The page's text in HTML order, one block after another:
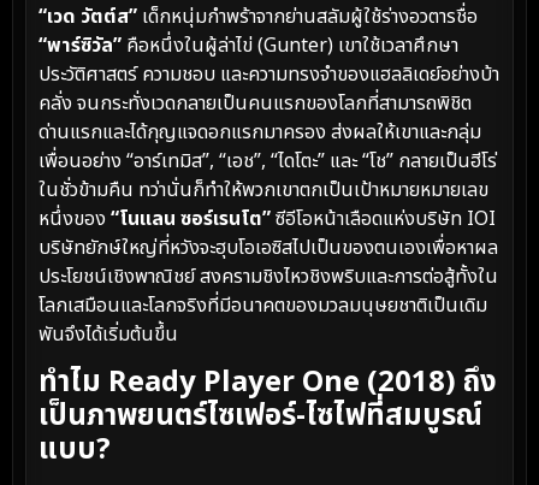
“เวด วัตต์ส” เด็กหนุ่มกำพร้าจากย่านสลัมผู้ใช้ร่างอวตารชื่อ
“พาร์ซิวัล” คือหนึ่งในผู้ล่าไข่ (Gunter) เขาใช้เวลาศึกษา
ประวัติศาสตร์ ความชอบ และความทรงจำของแฮลลิเดย์อย่างบ้า
คลั่ง จนกระทั่งเวดกลายเป็นคนแรกของโลกที่สามารถพิชิต
ด่านแรกและได้กุญแจดอกแรกมาครอง ส่งผลให้เขาและกลุ่ม
เพื่อนอย่าง “อาร์เทมิส”, “เอช”, “ไดโตะ” และ “โช” กลายเป็นฮีโร่
ในชั่วข้ามคืน ทว่านั่นก็ทำให้พวกเขาตกเป็นเป้าหมายหมายเลข
หนึ่งของ “โนแลน ซอร์เรนโต”ซีอีโอหน้าเลือดแห่งบริษัท IOI
บริษัทยักษ์ใหญ่ที่หวังจะฮุบโอเอซิสไปเป็นของตนเองเพื่อหาผล
ประโยชน์เชิงพาณิชย์ สงครามชิงไหวชิงพริบและการต่อสู้ทั้งใน
โลกเสมือนและโลกจริงที่มีอนาคตของมวลมนุษยชาติเป็นเดิม
พันจึงได้เริ่มต้นขึ้น
ทำไม Ready Player One (2018) ถึง
เป็นภาพยนตร์ไซเฟอร์-ไซไฟที่สมบูรณ์
แบบ?